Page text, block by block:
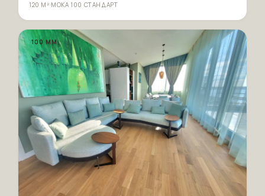
120 М²·МОКА 100 СТАНДАРТ
100 ММ